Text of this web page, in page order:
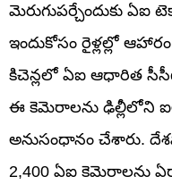
మెరుగుపర్చేందుకు
ఇందుకోసం రైళ్లల్లో
కిచెన్లలో ఏఐ ఆధారిత
ఈ కెమెరాలను ఢిల్లీలోని
అనుసంధానం చేశారు.
2,400 ఏఐ కెమెరాలను